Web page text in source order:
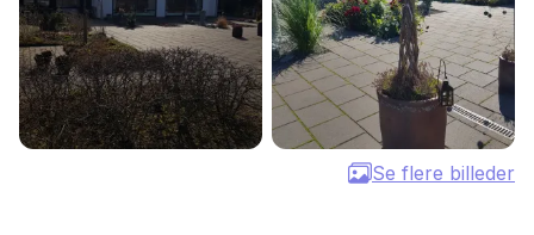
Se flere billeder